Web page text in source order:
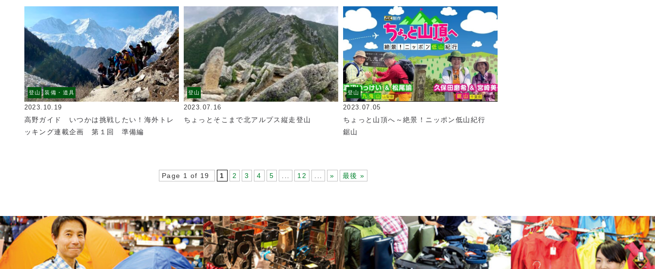
登山 装備・道具
2023.10.19
高野ガイド いつかは挑戦したい！海外トレ
ッキング連載企画 第１回 準備編
登山
2023.07.16
ちょっとそこまで北アルプス縦走登山
登山
2023.07.05
ちょっと山頂へ～絶景！ニッポン低山紀行
鋸山
Page 1 of 19 1 2 3 4 5 12 » 最後 »